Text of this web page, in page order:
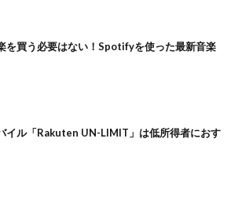
を買う必要はない！Spotifyを使った最新音楽
イル「Rakuten UN-LIMIT」は低所得者におす